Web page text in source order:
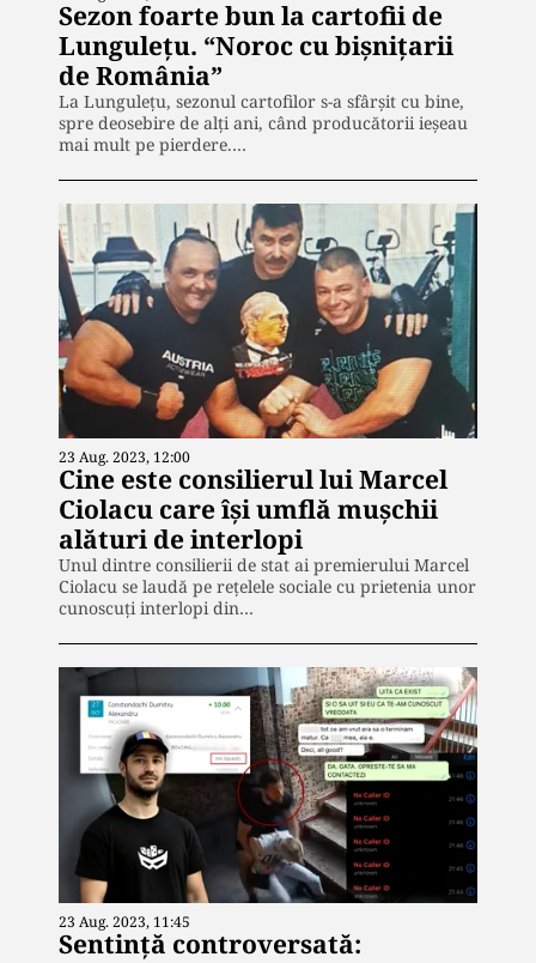
Sezon foarte bun la cartofii de
Lungulețu. “Noroc cu bișnițarii
de România”
La Lungulețu, sezonul cartofilor s-a sfârșit cu bine,
spre deosebire de alți ani, când producătorii ieșeau
mai mult pe pierdere.…
23 Aug. 2023, 12:00
Cine este consilierul lui Marcel
Ciolacu care își umflă mușchii
alături de interlopi
Unul dintre consilierii de stat ai premierului Marcel
Ciolacu se laudă pe rețelele sociale cu prietenia unor
cunoscuți interlopi din…
23 Aug. 2023, 11:45
Sentință controversată: